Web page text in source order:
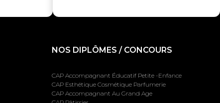
NOS DIPLÔMES / CONCOURS
CAP Accompagnant Éducatif Petite -Enfance
CAP Esthétique Cosmétique Parfumerie
CAP Accompagnant Au Grand Age